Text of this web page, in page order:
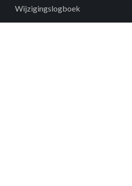
Wijzigingslogboek